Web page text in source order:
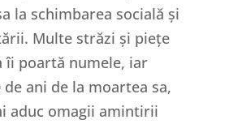
la schimbarea socială și
Multe străzi și piețe
îi poartă numele, iar
de ani de la moartea sa,
aduc omagii amintirii